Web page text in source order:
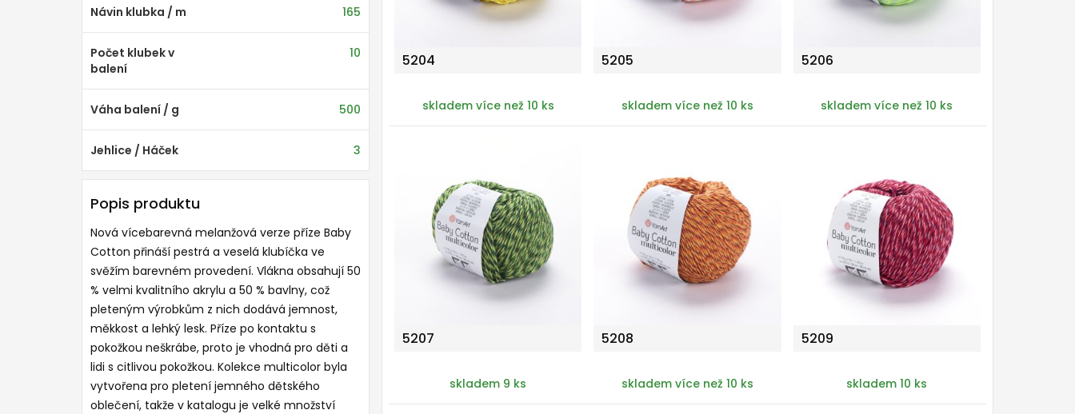
Návin klubka / m 165
Počet klubek v
balení
10
Váha balení / g 500
Jehlice / Háček 3
Popis produktu
Nová vícebarevná melanžová verze příze Baby
Cotton přináší pestrá a veselá klubíčka ve
svěžím barevném provedení. Vlákna obsahují 50
% velmi kvalitního akrylu a 50 % bavlny, což
pleteným výrobkům z nich dodává jemnost,
měkkost a lehký lesk. Příze po kontaktu s
pokožkou neškrábe, proto je vhodná pro děti a
lidi s citlivou pokožkou. Kolekce multicolor byla
vytvořena pro pletení jemného dětského
oblečení, takže v katalogu je velké množství
5204
skladem více než 10 ks
5205
skladem více než 10 ks
5206
skladem více než 10 ks
5207
skladem 9 ks
5208
skladem více než 10 ks
5209
skladem 10 ks